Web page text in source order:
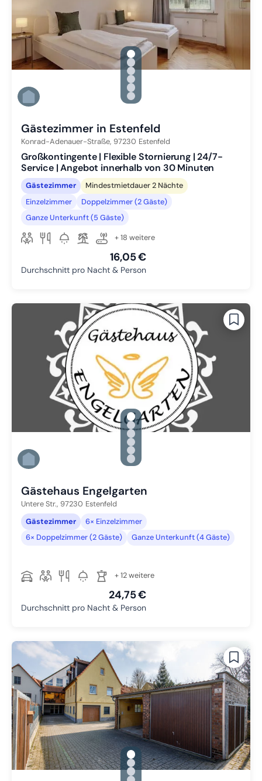
gallery.slide_selector
Zu Slide 1 wechseln
Zu Slide 2 wechseln
Zu Slide 3 wechseln
Zu Slide 4 wechseln
Zu Slide 5 wechseln
Zu Slide 6 wechseln
Gästezimmer in Estenfeld
Konrad-Adenauer-Straße, 97230 Estenfeld
Großkontingente | Flexible Stornierung | 24/7-
Service | Angebot innerhalb von 30 Minuten
Gästezimmer
Mindestmietdauer 2 Nächte
Einzelzimmer
Doppelzimmer (2 Gäste)
Ganze Unterkunft (5 Gäste)
+ 18 weitere
16,05 €
Durchschnitt pro Nacht & Person
gallery.slide_selector
Zu Slide 1 wechseln
Zu Slide 2 wechseln
Zu Slide 3 wechseln
Zu Slide 4 wechseln
Zu Slide 5 wechseln
Zu Slide 6 wechseln
Gästehaus Engelgarten
Untere Str., 97230 Estenfeld
Gästezimmer
6× Einzelzimmer
6× Doppelzimmer (2 Gäste)
Ganze Unterkunft (4 Gäste)
+ 12 weitere
24,75 €
Durchschnitt pro Nacht & Person
gallery.slide_selector
Zu Slide 1 wechseln
Zu Slide 2 wechseln